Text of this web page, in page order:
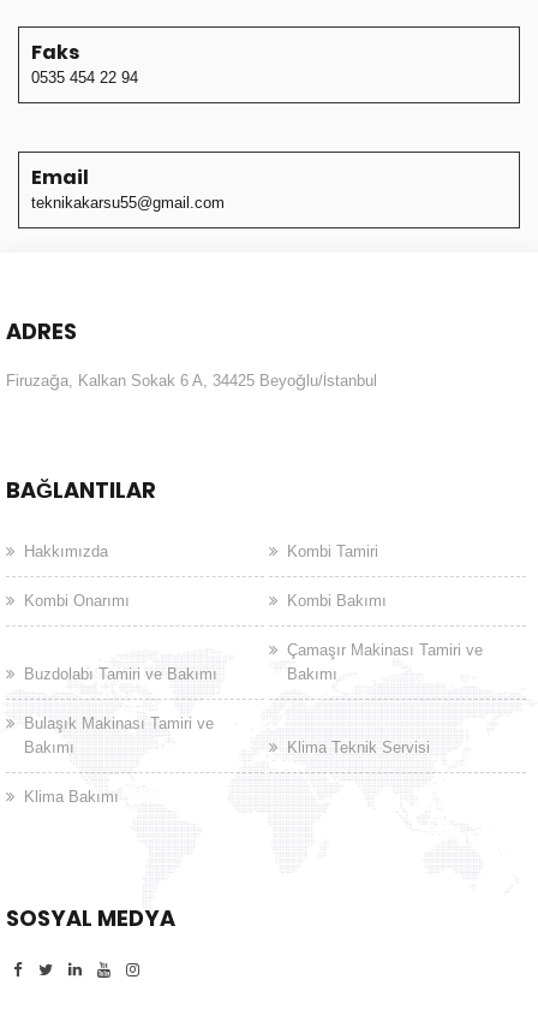
Faks
0535 454 22 94
Email
teknikakarsu55@gmail.com
ADRES
Firuzağa, Kalkan Sokak 6 A, 34425 Beyoğlu/İstanbul
BAĞLANTILAR
Hakkımızda Kombi Tamiri
Kombi Onarımı Kombi Bakımı
Buzdolabı Tamiri ve Bakımı
Çamaşır Makinası Tamiri ve
Bakımı
Bulaşık Makinası Tamiri ve
Bakımı
Klima Teknik Servisi
Klima Bakımı
SOSYAL MEDYA